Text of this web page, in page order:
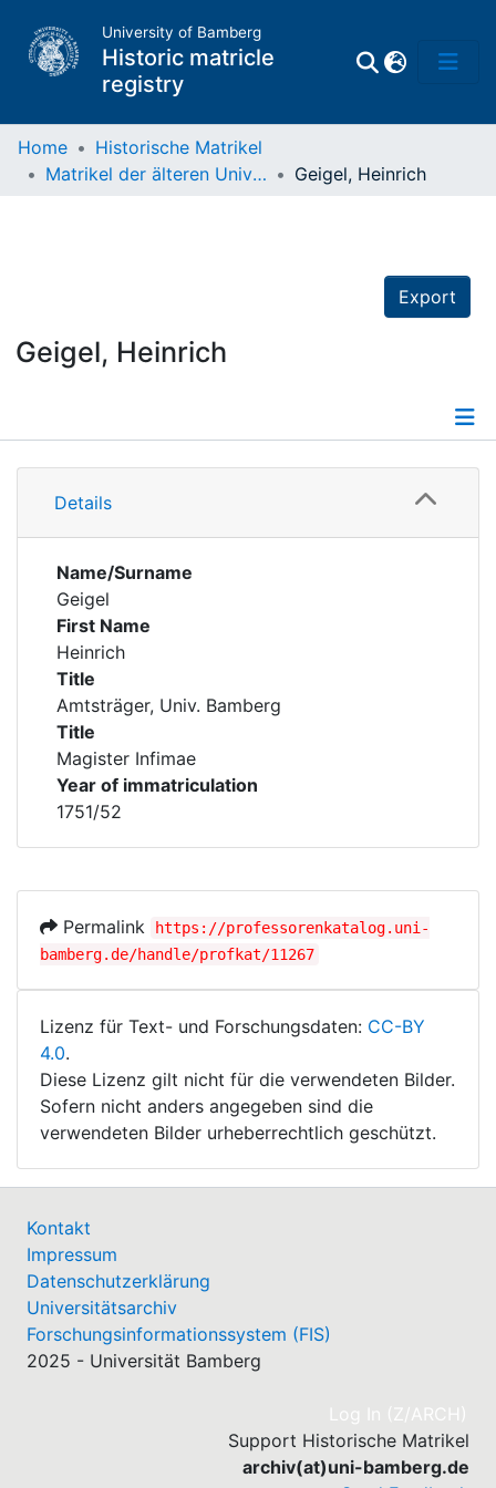
University of Bamberg
Historic matricle
registry
Home
Historische Matrikel
Matrikel der älteren Universität
Geigel, Heinrich
Export
Geigel, Heinrich
Details
Details
Name/Surname
Geigel
First Name
Heinrich
Title
Amtsträger, Univ. Bamberg
Title
Magister Infimae
Year of immatriculation
1751/52
Permalink
https://professorenkatalog.uni-
bamberg.de/handle/profkat/11267
Lizenz für Text- und Forschungsdaten: CC-BY
4.0.
Diese Lizenz gilt nicht für die verwendeten Bilder.
Sofern nicht anders angegeben sind die
verwendeten Bilder urheberrechtlich geschützt.
Kontakt
Impressum
Datenschutzerklärung
Universitätsarchiv
Forschungsinformationssystem (FIS)
2025 - Universität Bamberg
Log In (Z/ARCH)
Support Historische Matrikel
archiv(at)uni-bamberg.de